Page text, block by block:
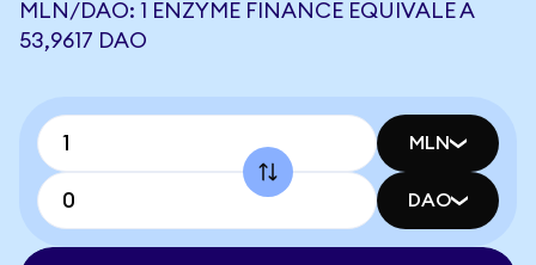
MLN/DAO: 1 ENZYME FINANCE EQUIVALE A
53,9617 DAO
MLN
DAO